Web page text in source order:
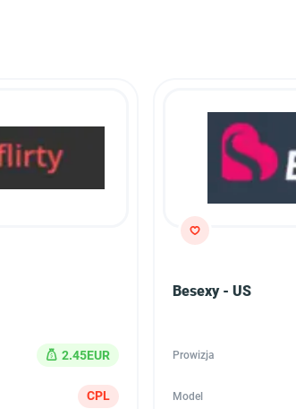
2.45EUR
CPL
Besexy - US
Prowizja
Model